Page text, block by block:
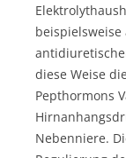
diese Weise
Pepthormons
Nebenniere.